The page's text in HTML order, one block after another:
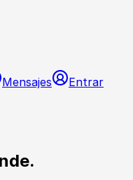
Mensajes Entrar